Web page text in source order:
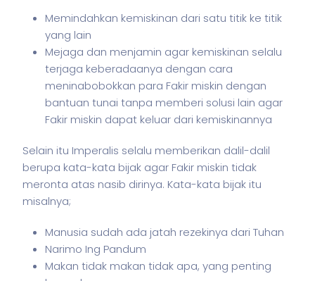
Memindahkan kemiskinan dari satu titik ke titik
yang lain
Mejaga dan menjamin agar kemiskinan selalu
terjaga keberadaanya dengan cara
meninabobokkan para Fakir miskin dengan
bantuan tunai tanpa memberi solusi lain agar
Fakir miskin dapat keluar dari kemiskinannya
Selain itu Imperalis selalu memberikan dalil-dalil
berupa kata-kata bijak agar Fakir miskin tidak
meronta atas nasib dirinya. Kata-kata bijak itu
misalnya;
Manusia sudah ada jatah rezekinya dari Tuhan
Narimo Ing Pandum
Makan tidak makan tidak apa, yang penting